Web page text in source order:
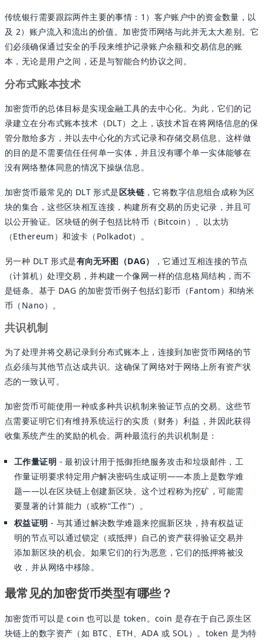
传统银行需要跟踪两件主要的事情：1）客户账户中的资金数量，以
及 2）账户流入和流出的价值。加密货币网络与此并无太大差别。它
们必须确保通过安全的手段来维护记录账户余额和交易信息的账
本，无论是用户之间，还是与智能合约协议之间。
分布式账本技术
加密货币的总体目标是实现金融工具的去中心化。为此，它们的记
录建立在分布式账本技术（DLT）之上，该技术旨在将网络信息的保
管分散给多方，并以去中心化的方式记录和存储交易信息。这样做
的目的是不需要信任任何单一实体，并且没有哪个单一实体能够在
没有网络整体同意的情况下操纵信息。
加密货币最常见的 DLT 形式是区块链 ，它将数字信息组合成称为区
块的集合，这些区块相互连接，构建所有交易的历史记录，并且可
以公开验证。区块链的例子包括比特币（Bitcoin）、以太坊
（Ethereum）和波卡（Polkadot）。
另一种 DLT 形式是有向无环图（DAG）
，它通过互相连接的节点
（计算机）处理交易，并构建一个像网一样的信息格局结构，而不
是链条。基于 DAG 的加密货币例子包括幻影币（Fantom）和纳米
币（Nano）。
共识机制
为了处理并将交易记录到分布式账本上，连接到加密货币网络的节
点必须与其他节点达成共识。这确保了网络对于网络上所有资产状
态的一致认可。
加密货币可能使用一种或多种共识机制来验证节点的交易。这些节
点需要证明它们有维持系统运行的实质（财务）利益，并因此获得
收集系统产生的奖励的机会。两种最流行的共识机制是：
工作量证明 - 最初设计用于抵御拒绝服务攻击和垃圾邮件，工
作量证明要求特定用户解决密码生成证明——本质上是数学难
题——以在区块链上创建新区块。这个过程称为挖矿，可能需
要显著的计算能力（或称“工作”）。
权益证明 - 与其通过解决数学难题来挖掘新区块，持有权益证
明的节点可以通过锁定（或抵押）自己的资产获得验证交易并
添加新区块的机会。如果它们的行为恶意，它们的抵押将被没
收，并从网络中移除。
最常见的加密货币类型有哪些？
加密货币可以是 coin 也可以是 token。coin 是存在于自己原生区
块链上的数字资产（如 BTC、ETH、ADA 或 SOL）。token 是为特